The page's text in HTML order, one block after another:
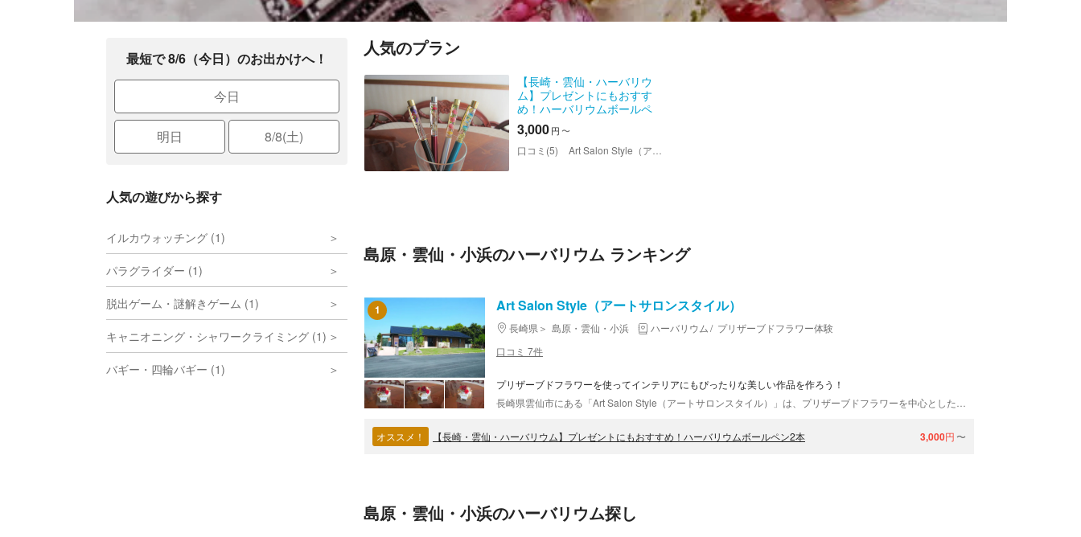
最短で 8/6（今日）のお出かけへ！
今日
明日 8/8(土)
人気の遊びから探す
イルカウォッチング (1)
パラグライダー (1)
脱出ゲーム・謎解きゲーム (1)
キャニオニング・シャワークライミング (1)
バギー・四輪バギー (1)
人気のプラン
【長崎・雲仙・ハーバリウ
ム】プレゼントにもおすす
め！ハーバリウムボールペ
ン2本
3,000円 〜
口コミ(5) Art Salon Style（アートサロンスタイル）
島原・雲仙・小浜のハーバリウム ランキング
1 Art Salon Style（アートサロンスタイル）
長崎県 島原・雲仙・小浜 ハーバリウム
プリザーブドフラワー体験
口コミ 7件
プリザーブドフラワーを使ってインテリアにもぴったりな美しい作品を作ろう！
オススメ！ 【長崎・雲仙・ハーバリウム】プレゼントにもおすすめ！ハーバリウムボールペン2本 3,000円 〜
島原・雲仙・小浜のハーバリウム探し